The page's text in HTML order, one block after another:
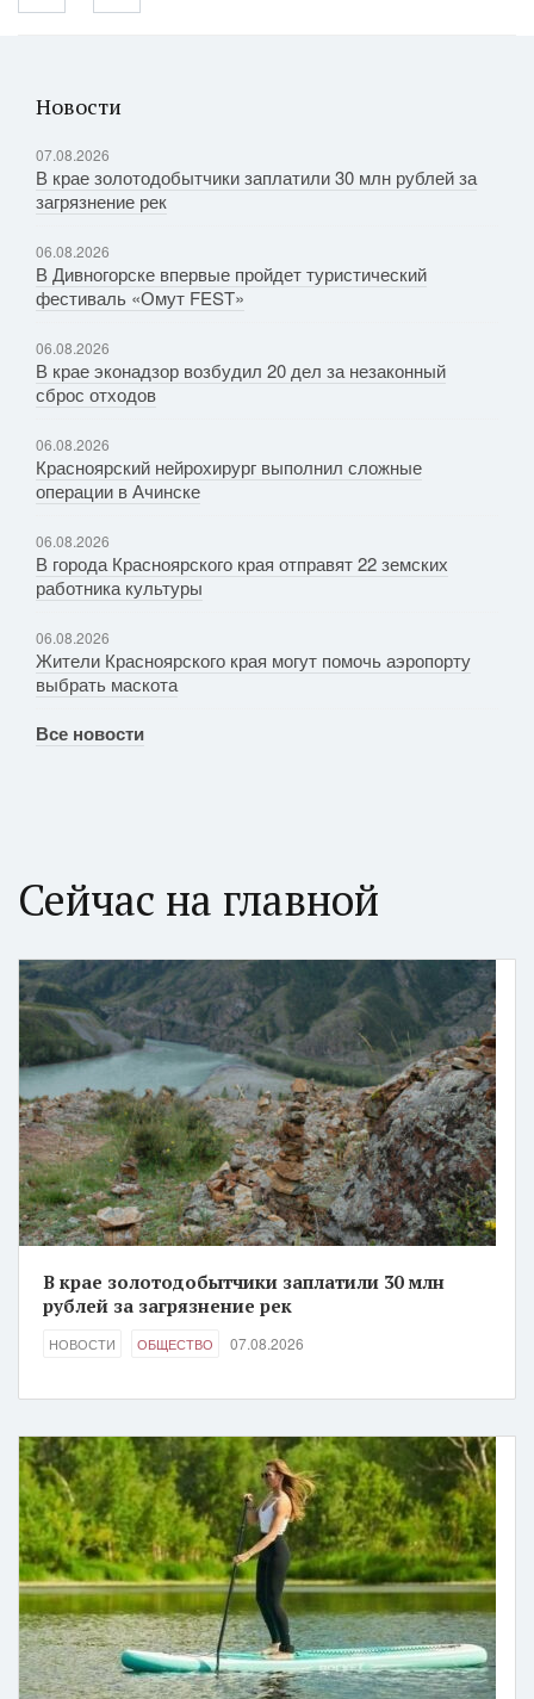
Новости
07.08.2026
В крае золотодобытчики заплатили 30 млн рублей за
загрязнение рек
06.08.2026
В Дивногорске впервые пройдет туристический
фестиваль «Омут FEST»
06.08.2026
В крае эконадзор возбудил 20 дел за незаконный
сброс отходов
06.08.2026
Красноярский нейрохирург выполнил сложные
операции в Ачинске
06.08.2026
В города Красноярского края отправят 22 земских
работника культуры
06.08.2026
Жители Красноярского края могут помочь аэропорту
выбрать маскота
Все новости
Сейчас на главной
В крае золотодобытчики заплатили 30 млн
рублей за загрязнение рек
НОВОСТИ ОБЩЕСТВО 07.08.2026